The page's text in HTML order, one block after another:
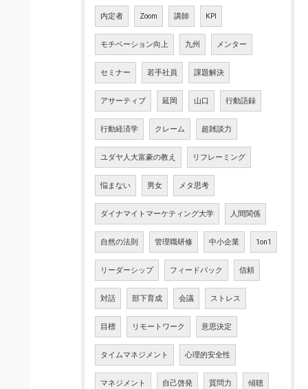
内定者 Zoom 講師 KPI
モチベーション向上 九州 メンター
セミナー 若手社員 課題解決
アサーティブ 延岡 山口 行動語録
行動経済学 クレーム 超雑談力
ユダヤ人大富豪の教え リフレーミング
悩まない 男女 メタ思考
ダイナマイトマーケティング大学 人間関係
自然の法則 管理職研修 中小企業 1on1
リーダーシップ フィードバック 信頼
対話 部下育成 会議 ストレス
目標 リモートワーク 意思決定
タイムマネジメント 心理的安全性
マネジメント 自己啓発 質問力 傾聴